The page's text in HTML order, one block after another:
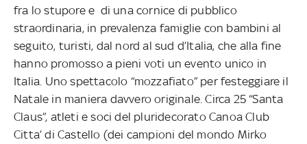
fra lo stupore e di una cornice di pubblico
straordinaria, in prevalenza famiglie con bambini al
seguito, turisti, dal nord al sud d’Italia, che alla fine
hanno promosso a pieni voti un evento unico in
Italia. Uno spettacolo “mozzafiato” per festeggiare il
Natale in maniera davvero originale. Circa 25 “Santa
Claus”, atleti e soci del pluridecorato Canoa Club
Citta’ di Castello (dei campioni del mondo Mirko